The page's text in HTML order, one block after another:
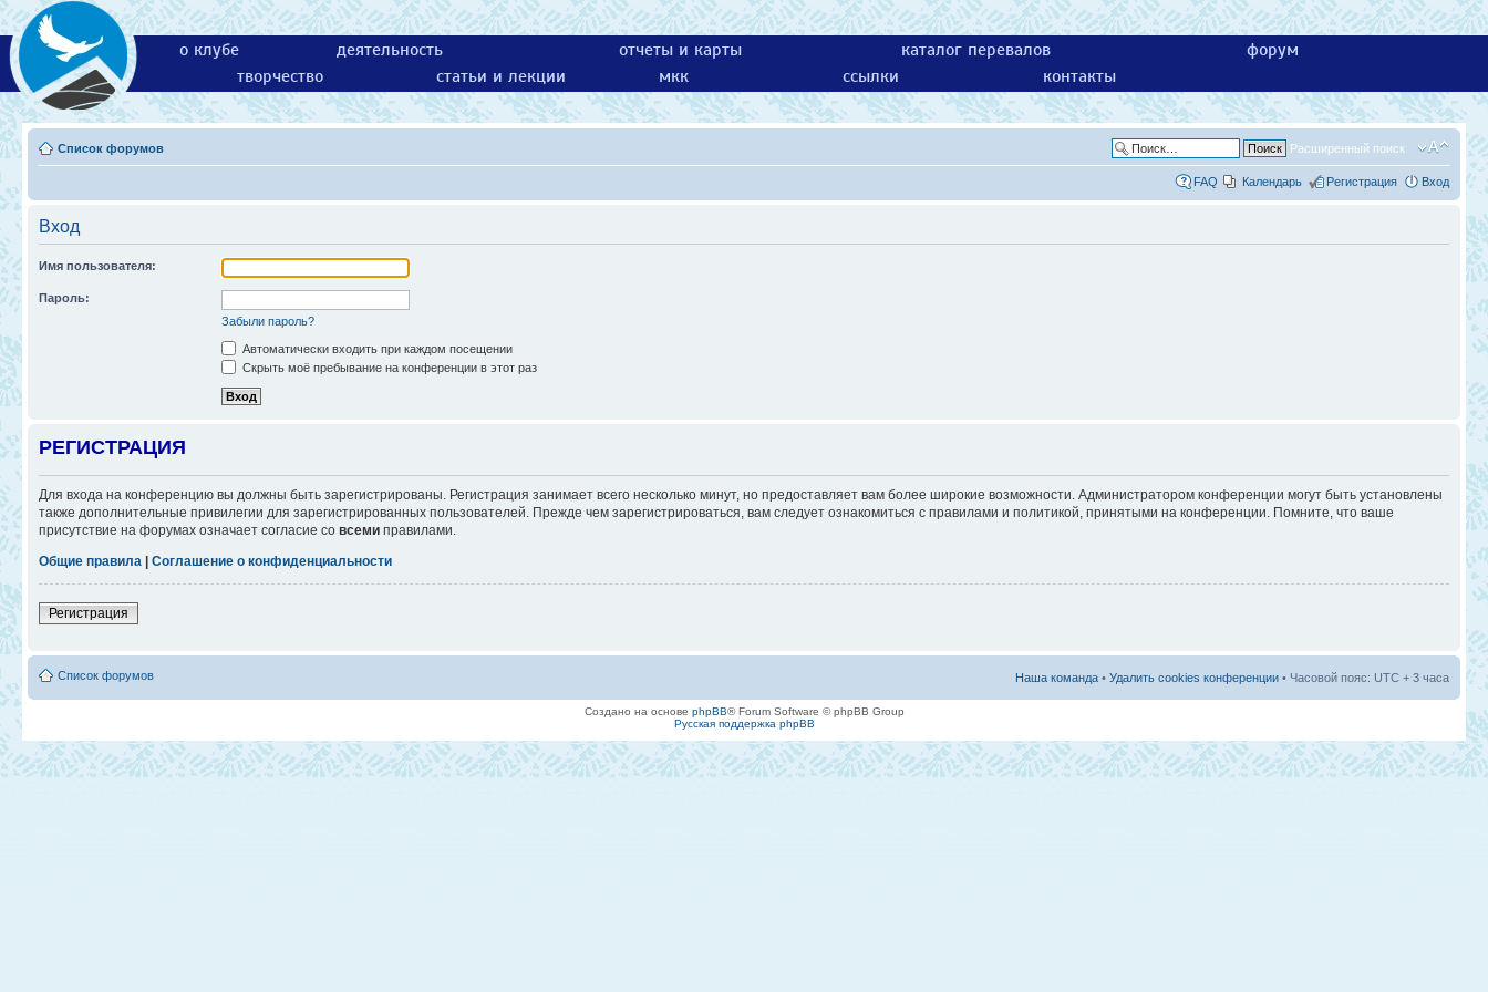
о клубе деятельность отчеты и карты каталог перевалов
форум
творчество
статьи и лекции мкк ссылки контакты
Список форумов Расширенный поиск
FAQ Календарь Регистрация Вход
Вход
Имя пользователя:
Пароль:
Забыли пароль?
Автоматически входить при каждом посещении
Скрыть моё пребывание на конференции в этот раз
РЕГИСТРАЦИЯ
Для входа на конференцию вы должны быть зарегистрированы. Регистрация занимает всего несколько минут, но предоставляет вам более широкие возможности. Администратором конференции могут быть установлены
также дополнительные привилегии для зарегистрированных пользователей. Прежде чем зарегистрироваться, вам следует ознакомиться с правилами и политикой, принятыми на конференции. Помните, что ваше
присутствие на форумах означает согласие со всеми правилами.
Общие правила | Соглашение о конфиденциальности
Регистрация
Список форумов Наша команда • Удалить cookies конференции • Часовой пояс: UTC + 3 часа
Создано на основе phpBB® Forum Software © phpBB Group
Русская поддержка phpBB